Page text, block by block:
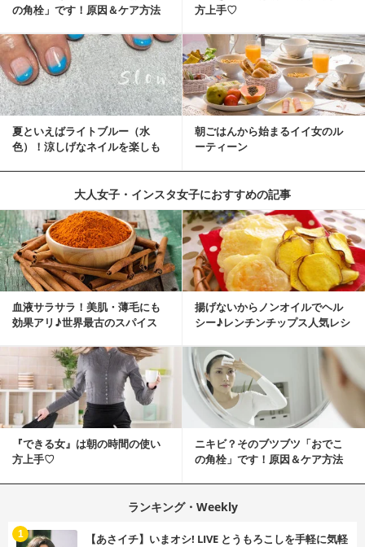
の角栓」です！原因＆ケア方法
方上手♡
夏といえばライトブルー（水
色）！涼しげなネイルを楽しも
朝ごはんから始まるイイ女のル
ーティーン
大人女子・インスタ女子におすすめの記事
血液サラサラ！美肌・薄毛にも
効果アリ♪世界最古のスパイス
揚げないからノンオイルでヘル
シー♪レンチンチップス人気レシ
『できる女』は朝の時間の使い
方上手♡
ニキビ？そのブツブツ「おでこ
の角栓」です！原因＆ケア方法
ランキング・Weekly
【あさイチ】いまオシ! LIVE とうもろこしを手軽に気軽
1